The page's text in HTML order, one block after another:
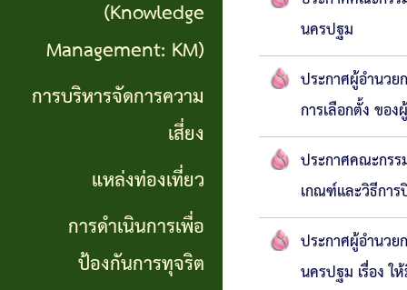
ดำเนิน
การ
เพื่อ
ทุจริต
สาส์น
(Knowledge
Management: KM)
การบริหารจัดการความ
เสี่ยง
แหล่งท่องเที่ยว
การดำเนินการเพื่อ
ป้องกันการทุจริต
นครปฐม
ประกาศผู้อำนวย
การเลือกตั้ง ขอ
ประกาศคณะกร
เกณฑ์และวิธีกา
ประกาศผู้อำนว
นครปฐม เรื่อง